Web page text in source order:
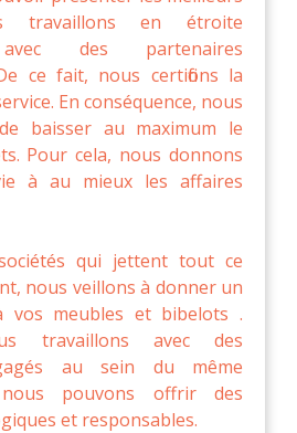
travaillons en étroite
des partenaires
ce fait, nous certifions la
En conséquence, nous
baisser au maximum le
Pour cela, nous donnons
à au mieux les affaires
qui jettent tout ce
nous veillons à donner un
vos meubles et bibelots .
travaillons avec des
au sein du même
pouvons offrir des
et responsables.